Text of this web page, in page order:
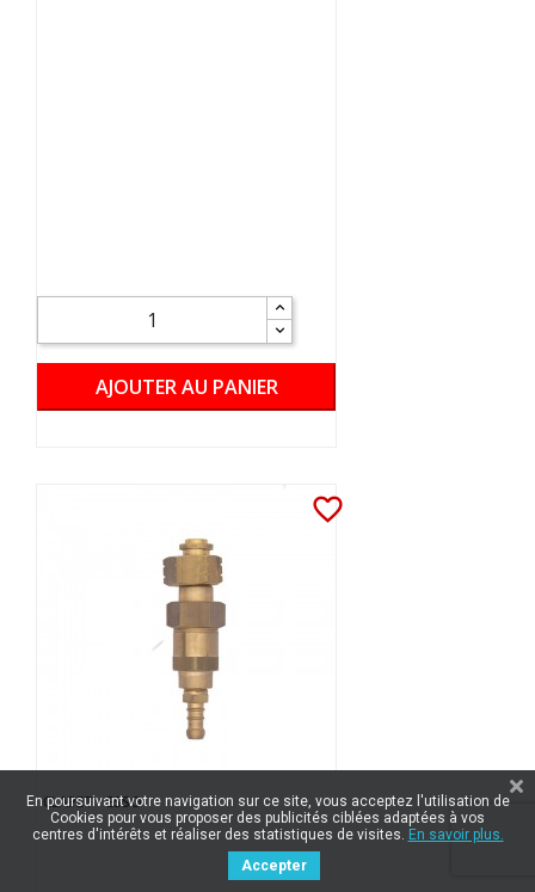
AJOUTER AU PANIER
favorite_border
CLAPET - ESSO
En poursuivant votre navigation sur ce site, vous acceptez l'utilisation de
Cookies pour vous proposer des publicités ciblées adaptées à vos
centres d'intérêts et réaliser des statistiques de visites. En savoir plus.
Accepter